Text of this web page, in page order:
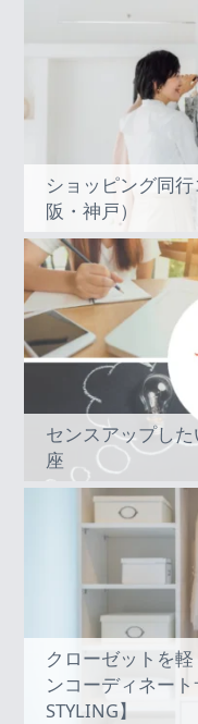
ショッピング同
阪・神戸）
センスアップし
座
クローゼットを
ンコーディネート
STYLING】